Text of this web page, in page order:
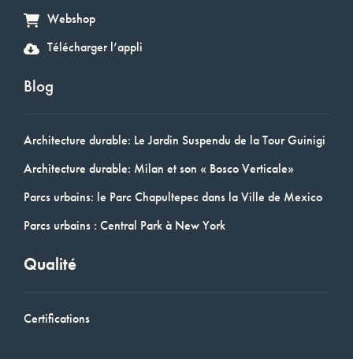
Webshop
Télécharger l’appli
Blog
Architecture durable: Le Jardin Suspendu de la Tour Guinigi
Architecture durable: Milan et son « Bosco Verticale»
Parcs urbains: le Parc Chapultepec dans la Ville de Mexico
Parcs urbains : Central Park à New York
Qualité
Certifications